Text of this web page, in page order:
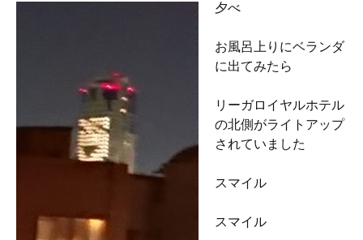
夕べ
お風呂上りにベランダ
に出てみたら
リーガロイヤルホテル
の北側がライトアップ
されていました
スマイル
スマイル